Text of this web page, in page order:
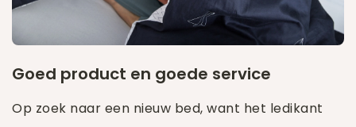
Goed product en goede service
Op zoek naar een nieuw bed, want het ledikant